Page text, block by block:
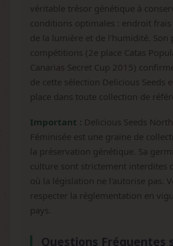
véritable trésor génétique à
conditions optimales : endroit frais
de la lumière et de l'humidité. Son
compétitions (2e place Catas
Canarias Secret Cup 2015)
de cette sélection Delicious Seeds
place dans toute collection de
Important : Delicious Seeds
Féminisée est une graine de
la préservation génétique. Sa
culture sont strictement interdites
où la législation ne l'autorise pas.
respecter la réglementation en
pays.
Questions Fréquentes